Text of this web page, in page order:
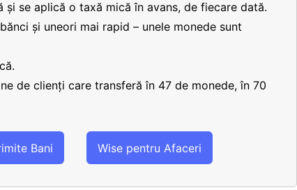
se aplică o taxă mică în avans, de fiecare dată.
și uneori mai rapid – unele monede sunt
de clienți care transferă în 47 de monede, în 70
Bani Wise pentru Afaceri